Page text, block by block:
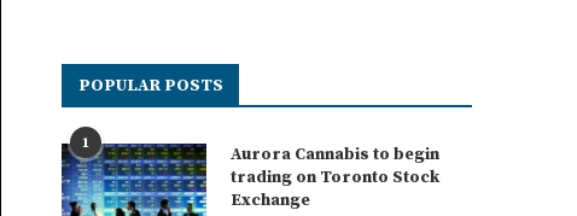
POPULAR POSTS
1
Aurora Cannabis to begin
trading on Toronto Stock
Exchange